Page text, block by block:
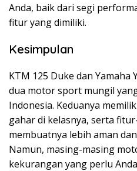
Anda, baik dari segi
fitur yang dimiliki.
Kesimpulan
KTM 125 Duke dan Yamaha
dua motor sport mungil
Indonesia. Keduanya
gahar di kelasnya, serta
membuatnya lebih aman
Namun, masing-masing
kekurangan yang perlu